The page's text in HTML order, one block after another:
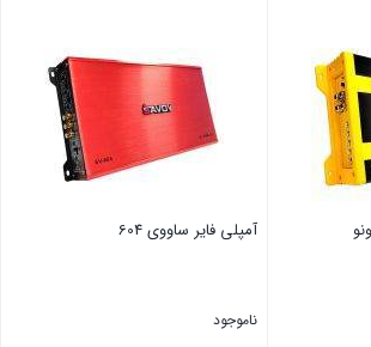
آمپلی فایر ‏ساووی 604
ناموجود